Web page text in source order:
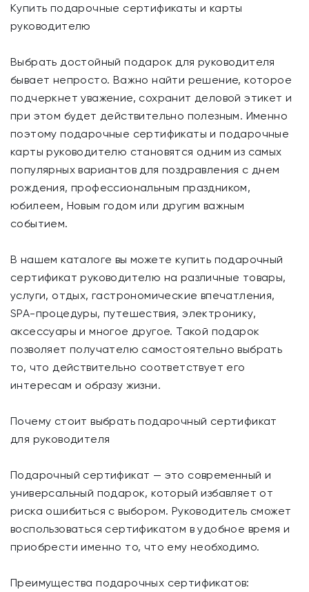
Купить подарочные сертификаты и карты
руководителю
Выбрать достойный подарок для руководителя
бывает непросто. Важно найти решение, которое
подчеркнет уважение, сохранит деловой этикет и
при этом будет действительно полезным. Именно
поэтому подарочные сертификаты и подарочные
карты руководителю становятся одним из самых
популярных вариантов для поздравления с днем
рождения, профессиональным праздником,
юбилеем, Новым годом или другим важным
событием.
В нашем каталоге вы можете купить подарочный
сертификат руководителю на различные товары,
услуги, отдых, гастрономические впечатления,
SPA-процедуры, путешествия, электронику,
аксессуары и многое другое. Такой подарок
позволяет получателю самостоятельно выбрать
то, что действительно соответствует его
интересам и образу жизни.
Почему стоит выбрать подарочный сертификат
для руководителя
Подарочный сертификат — это современный и
универсальный подарок, который избавляет от
риска ошибиться с выбором. Руководитель сможет
воспользоваться сертификатом в удобное время и
приобрести именно то, что ему необходимо.
Преимущества подарочных сертификатов: